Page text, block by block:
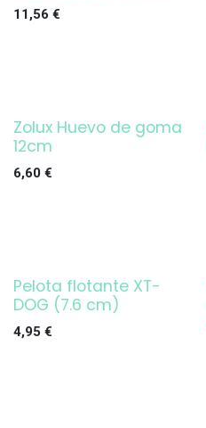
11,56 €
Zolux Huevo de goma
12cm
6,60 €
Pelota flotante XT-
DOG (7.6 cm)
4,95 €